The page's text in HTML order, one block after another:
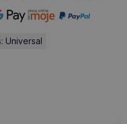
Universal